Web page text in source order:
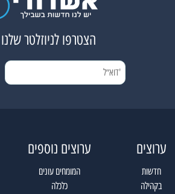
הצטרפו לניוזלטר שלנו
ערוצים
חדשות
בקהילה
ערוצים נוספים
המומחים עונים
כלכלה